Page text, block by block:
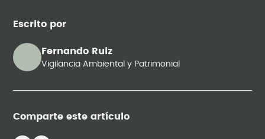
Escrito por
Fernando Ruiz
Vigilancia Ambiental y Patrimonial
Comparte este artículo